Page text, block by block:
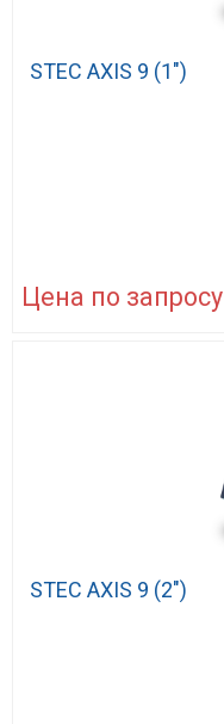
STEC AXIS 9 (1″)
Цена по запросу
STEC AXIS 9 (2″)